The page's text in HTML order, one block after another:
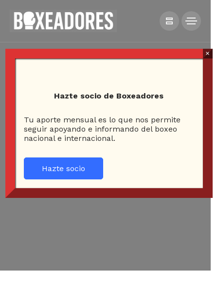
Hazte socio de Boxeadores
Tu aporte mensual es lo que nos permite
seguir apoyando e informando del boxeo
nacional e internacional.
Hazte socio
×